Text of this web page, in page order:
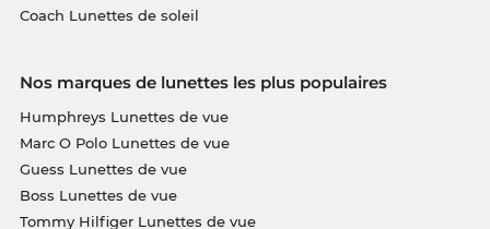
Coach Lunettes de soleil
Nos marques de lunettes les plus populaires
Humphreys Lunettes de vue
Marc O Polo Lunettes de vue
Guess Lunettes de vue
Boss Lunettes de vue
Tommy Hilfiger Lunettes de vue